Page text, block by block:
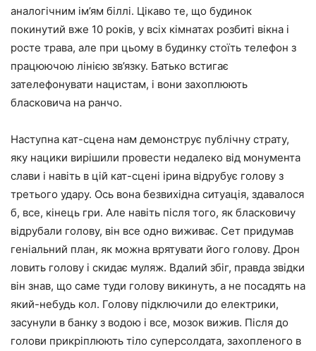
аналогічним ім’ям біллі. Цікаво те, що будинок
покинутий вже 10 років, у всіх кімнатах розбиті вікна і
росте трава, але при цьому в будинку стоїть телефон з
працюючою лінією зв’язку. Батько встигає
зателефонувати нацистам, і вони захоплюють
бласковича на ранчо.
Наступна кат-сцена нам демонструє публічну страту,
яку нацики вирішили провести недалеко від монумента
слави і навіть в цій кат-сцені ірина відрубує голову з
третього удару. Ось вона безвихідна ситуація, здавалося
б, все, кінець гри. Але навіть після того, як бласковичу
відрубали голову, він все одно виживає. Сет придумав
геніальний план, як можна врятувати його голову. Дрон
ловить голову і скидає муляж. Вдалий збіг, правда звідки
він знав, що саме туди голову викинуть, а не посадять на
який-небудь кол. Голову підключили до електрики,
засунули в банку з водою і все, мозок вижив. Після до
голови прикріплюють тіло суперсолдата, захопленого в